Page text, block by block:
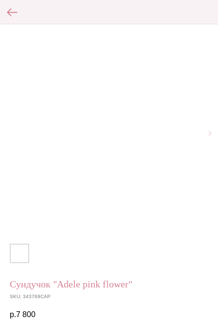
Сундучок "Adele pink flower"
SKU: 343769САР
р.7 800